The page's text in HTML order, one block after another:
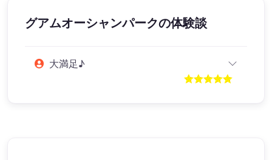
グアムオーシャンパークの体験談
大満足♪